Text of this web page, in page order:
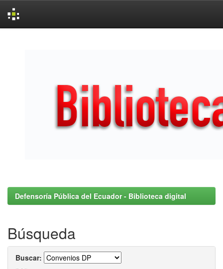
Defensoría Pública del Ecuador - Biblioteca digital
Búsqueda
Buscar: